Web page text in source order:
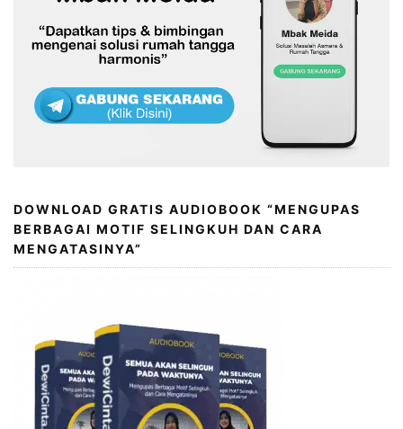
DOWNLOAD GRATIS AUDIOBOOK “MENGUPAS
BERBAGAI MOTIF SELINGKUH DAN CARA
MENGATASINYA”